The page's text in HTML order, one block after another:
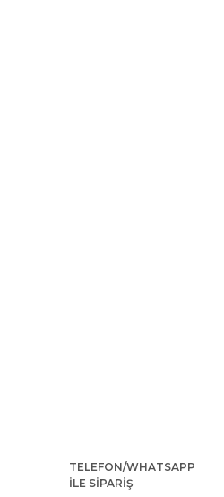
TELEFON/WHATSAPP
İLE SİPARİŞ